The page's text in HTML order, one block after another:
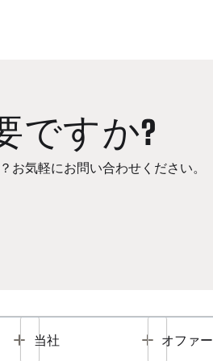
ですか?
お気軽にお問い合わせください。
Toggle
当社 Toggle
オファー